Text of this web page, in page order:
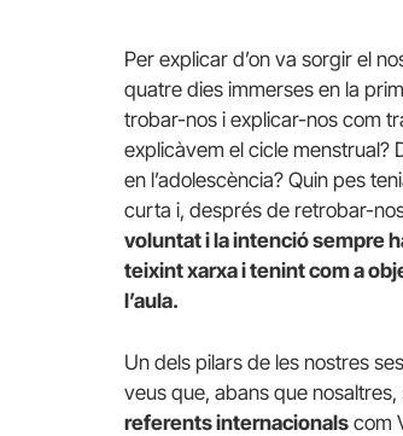
Per explicar d’on va sorgir el
quatre dies immerses en la
trobar-nos i explicar-nos com
explicàvem el cicle menstrual?
en l’adolescència? Quin pes
curta i, després de retrobar-
voluntat i la intenció sempre
teixint xarxa i tenint com a
l’aula.
Un dels pilars de les nostres
veus que, abans que
referents internacionals com